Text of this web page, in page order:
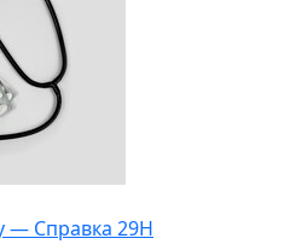
— Справка 29Н